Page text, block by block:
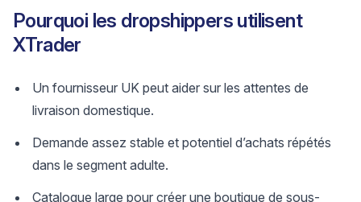
Pourquoi les dropshippers utilisent
XTrader
Un fournisseur UK peut aider sur les attentes de
livraison domestique.
Demande assez stable et potentiel d’achats répétés
dans le segment adulte.
Catalogue large pour créer une boutique de sous-